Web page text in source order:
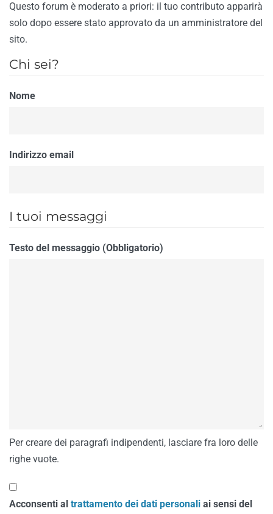
Questo forum è moderato a priori: il tuo contributo apparirà
solo dopo essere stato approvato da un amministratore del
sito.
Chi sei?
Nome
Indirizzo email
I tuoi messaggi
Testo del messaggio (Obbligatorio)
Per creare dei paragrafi indipendenti, lasciare fra loro delle
righe vuote.
Acconsenti al trattamento dei dati personali ai sensi del